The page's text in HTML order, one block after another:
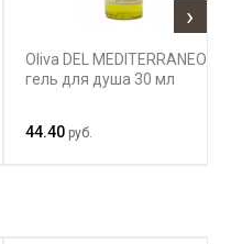
Oliva DEL MEDITERRANEO
гель для душа 30 мл
44.40 руб.
›